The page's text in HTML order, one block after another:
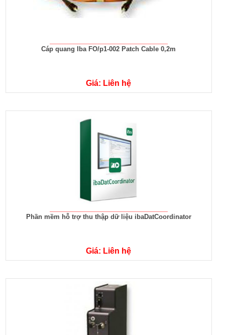
Cáp quang Iba FO/p1-002 Patch Cable 0,2m
Giá: Liên hệ
Phần mềm hỗ trợ thu thập dữ liệu ibaDatCoordinator
Giá: Liên hệ